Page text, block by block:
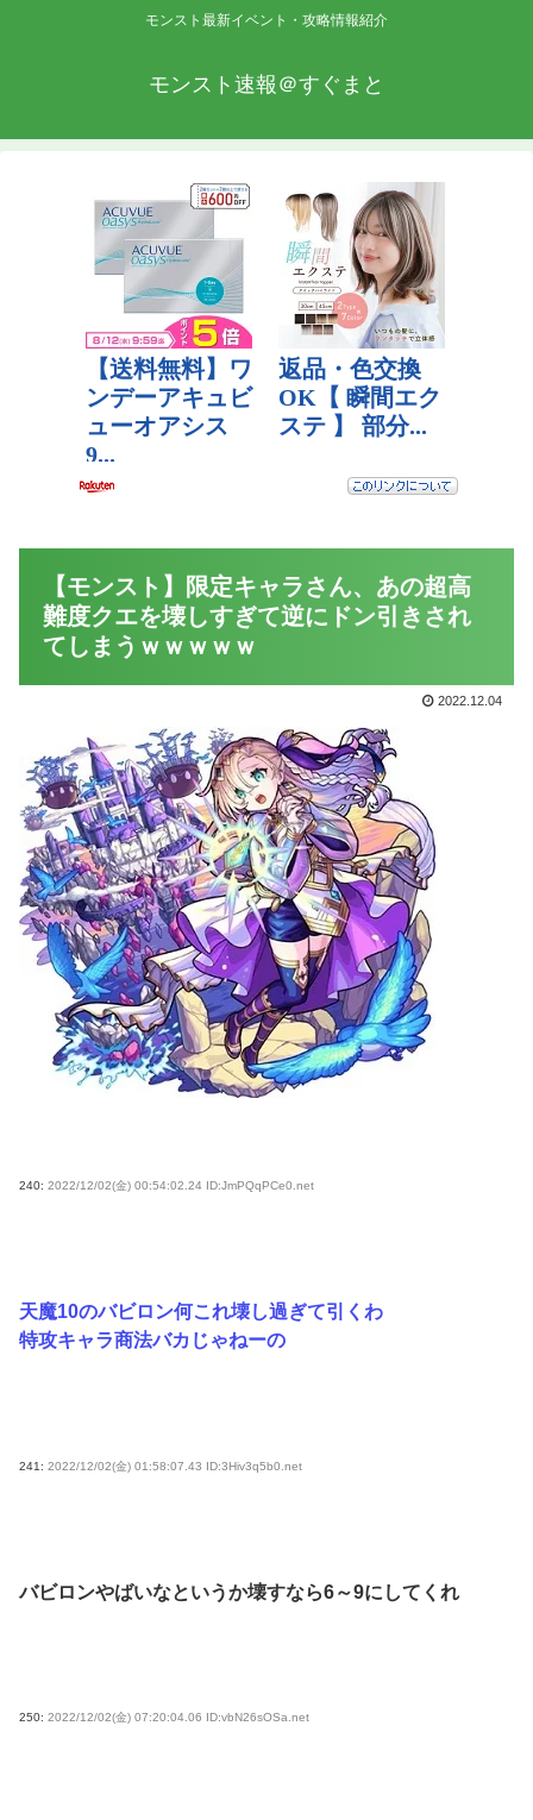
モンスト最新イベント・攻略情報紹介
モンスト速報＠すぐまと
【モンスト】限定キャラさん、あの超高
難度クエを壊しすぎて逆にドン引きされ
てしまうｗｗｗｗｗ
2022.12.04
240: 2022/12/02(金) 00:54:02.24 ID:JmPQqPCe0.net
天魔10のバビロン何これ壊し過ぎて引くわ
特攻キャラ商法バカじゃねーの
241: 2022/12/02(金) 01:58:07.43 ID:3Hiv3q5b0.net
バビロンやばいなというか壊すなら6～9にしてくれ
250: 2022/12/02(金) 07:20:04.06 ID:vbN26sOSa.net